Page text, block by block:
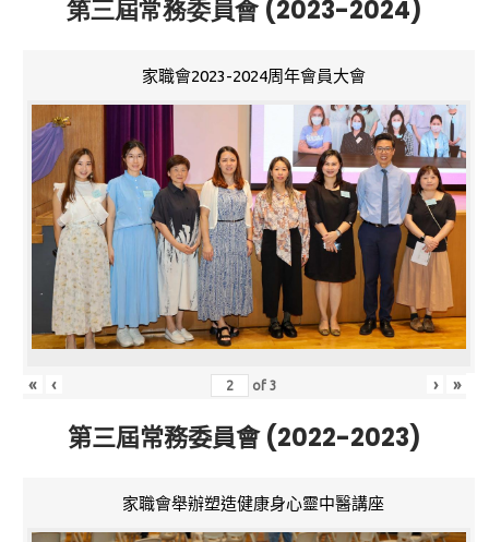
第三屆常務委員會 (2023-2024)
家職會2023-2024周年會員大會
« ‹ of3 › »
第三屆常務委員會 (2022-2023)
家職會舉辦塑造健康身心靈中醫講座